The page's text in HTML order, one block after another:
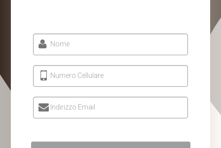
Nome
Numero Cellulare
Indirizzo Email